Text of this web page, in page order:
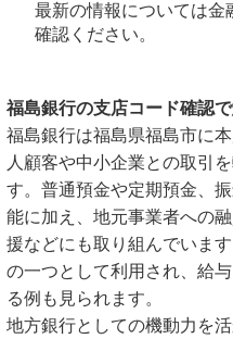
最新の情報については金
確認ください。
福島銀行の支店コード確認
福島銀行は福島県福島市に
人顧客や中小企業との取引
す。普通預金や定期預金、
能に加え、地元事業者への
援などにも取り組んでいま
の一つとして利用され、給
る例も見られます。
地方銀行としての機動力を